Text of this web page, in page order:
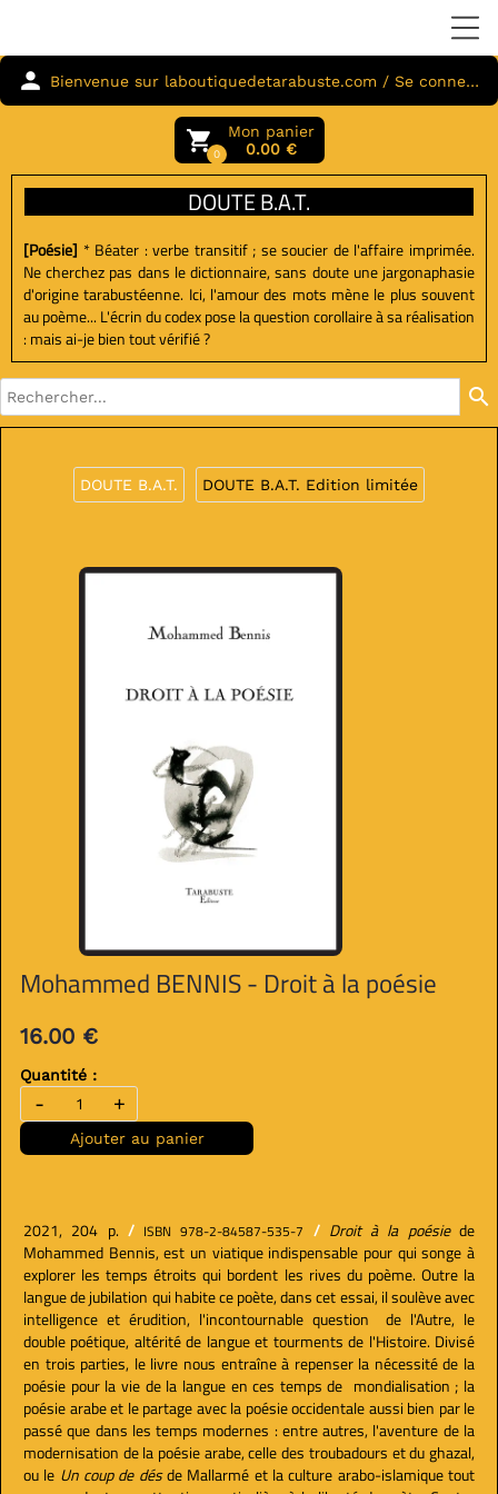
person Bienvenue sur laboutiquedetarabuste.com / Se connecter
local_grocery_store0
Mon panier
0.00 €
DOUTE B.A.T.
[Poésie] * Béater : verbe transitif ; se soucier de l'affaire imprimée.
Ne cherchez pas dans le dictionnaire, sans doute une jargonaphasie
d'origine tarabustéenne. Ici, l'amour des mots mène le plus souvent
au poème... L'écrin du codex pose la question corollaire à sa réalisation
: mais ai-je bien tout vérifié ?
search
DOUTE B.A.T. DOUTE B.A.T. Edition limitée
Mohammed BENNIS - Droit à la poésie
16.00 €
Quantité :
- +
Ajouter au panier
2021, 204 p. / ISBN 978-2-84587-535-7 / Droit à la poésiede
Mohammed Bennis, est un viatique indispensable pour qui songe à
explorer les temps étroits qui bordent les rives du poème. Outre la
langue de jubilation qui habite ce poète, dans cet essai, il soulève avec
intelligence et érudition, l'incontournable question de l'Autre, le
double poétique, altérité de langue et tourments de l'Histoire. Divisé
en trois parties, le livre nous entraîne à repenser la nécessité de la
poésie pour la vie de la langue en ces temps de mondialisation ; la
poésie arabe et le partage avec la poésie occidentale aussi bien par le
passé que dans les temps modernes : entre autres, l'aventure de la
modernisation de la poésie arabe, celle des troubadours et du ghazal,
ou le Un coup de désde Mallarmé et la culture arabo-islamique tout